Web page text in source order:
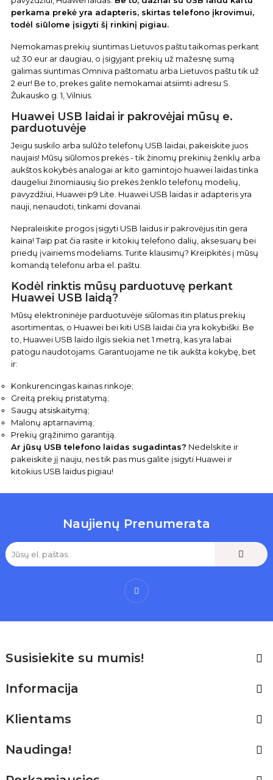
perkama prekė yra adapteris, skirtas telefono įkrovimui,
todėl siūlome įsigyti šį rinkinį pigiau.
Nemokamas prekių siuntimas Lietuvos paštu taikomas perkant
už 30 eur ar daugiau, o įsigyjant prekių už mažesnę sumą
galimas siuntimas Omniva paštomatu arba Lietuvos paštu tik už
2 eur! Be to, prekes galite nemokamai atsiimti adresu S.
Žukausko g. 1, Vilnius.
Huawei USB laidai ir pakrovėjai mūsų e.
parduotuvėje
Jeigu suskilo arba sulūžo telefonų USB laidai, pakeiskite juos
naujais! Mūsų siūlomos prekės - tik žinomų prekinių ženklų arba
aukštos kokybės analogai ar kito gamintojo huawei laidas tinka
daugeliui žinomiausių šio prekės ženklo telefonų modelių,
pavyzdžiui, Huawei p9 Lite. Huawei USB laidas ir adapteris yra
nauji, nenaudoti, tinkami dovanai.
Nepraleiskite progos įsigyti USB laidus ir pakrovėjus itin gera
kaina! Taip pat čia rasite ir kitokių telefono dalių, aksesuarų bei
priedų įvairiems modeliams. Turite klausimų? Kreipkitės į mūsų
komandą telefonu arba el. paštu.
Kodėl rinktis mūsų parduotuvę perkant
Huawei USB laidą?
Mūsų elektroninėje parduotuvėje siūlomas itin platus prekių
asortimentas, o Huawei bei kiti USB laidai čia yra kokybiški. Be
to, Huawei USB laido ilgis siekia net 1 metrą, kas yra labai
patogu naudotojams. Garantuojame ne tik aukšta kokybę, bet
ir:
Konkurencingas kainas rinkoje;
Greitą prekių pristatymą;
Saugų atsiskaitymą;
Malonų aptarnavimą;
Prekių grąžinimo garantiją.
Ar jūsų USB telefono laidas sugadintas? Nedelskite ir
pakeiskite jį nauju, nes tik pas mus galite įsigyti Huawei ir
kitokius USB laidus pigiau!
Naujienų Prenumerata
Facebook
Susisiekite su mumis! 
Informacija 
Klientams 
Naudinga! 